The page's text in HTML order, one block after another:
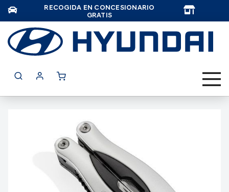
RECOGIDA EN CONCESIONARIO
GRATIS